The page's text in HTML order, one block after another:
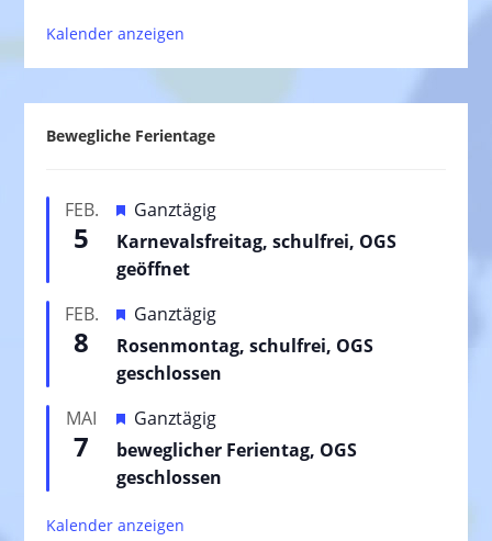
Kalender anzeigen
Bewegliche Ferientage
FEB.
5
H
e
r
o
r
g
h
o
b
Ganztägig
Karnevalsfreitag, schulfrei, OGS
geöffnet
FEB.
8
H
e
r
o
r
g
h
Ganztägig
Rosenmontag, schulfrei, OGS
geschlossen
MAI
7
H
e
r
o
Ganztägig
beweglicher Ferientag, OGS
geschlossen
Kalender anzeigen